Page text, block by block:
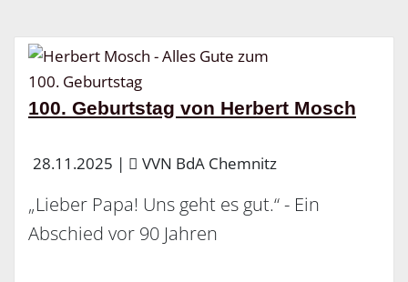
100. Geburtstag von Herbert Mosch
28.11.2025 | VVN BdA Chemnitz
„Lieber Papa! Uns geht es gut.“ - Ein
Abschied vor 90 Jahren